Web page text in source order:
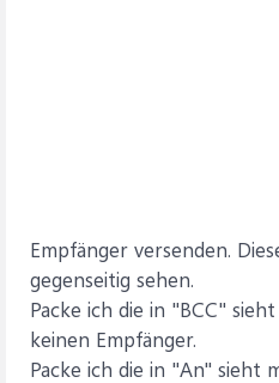
Empfänger versenden.
gegenseitig sehen.
Packe ich die in "BCC"
keinen Empfänger.
Packe ich die in "An" sieht